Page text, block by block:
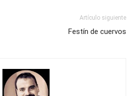
Artículo siguiente
Festín de cuervos